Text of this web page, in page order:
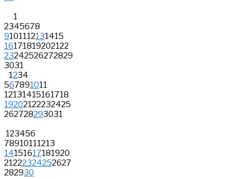
1
2345678
9101112131415
16171819202122
23242526272829
3031
1234
567891011
12131415161718
19202122232425
262728293031
123456
78910111213
14151617181920
21222324252627
282930